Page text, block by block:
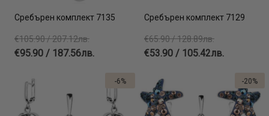
Сребърен комплект 7135
€105.90 / 207.12лв.
€95.90 / 187.56лв.
Сребърен комплект 7129
€65.90 / 128.89лв.
€53.90 / 105.42лв.
-6% -20%